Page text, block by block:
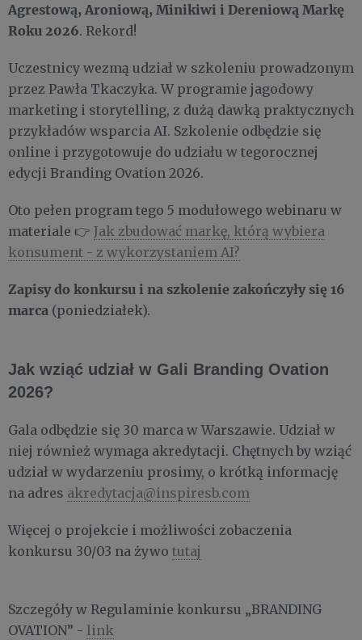
Agrestową, Aroniową, Minikiwi i Dereniową Markę
Roku 2026. Rekord!
Uczestnicy wezmą udział w szkoleniu prowadzonym
przez Pawła Tkaczyka. W programie jagodowy
marketing i storytelling, z dużą dawką praktycznych
przykładów wsparcia AI. Szkolenie odbędzie się
online i przygotowuje do udziału w tegorocznej
edycji Branding Ovation 2026.
Oto pełen program tego 5 modułowego webinaru w
materiale 👉 Jak zbudować markę, którą wybiera
konsument - z wykorzystaniem AI?
Zapisy do konkursu i na szkolenie zakończyły się 16
marca (poniedziałek).
Jak wziąć udział w Gali Branding Ovation
2026?
Gala odbędzie się 30 marca w Warszawie. Udział w
niej również wymaga akredytacji. Chętnych by wziąć
udział w wydarzeniu prosimy, o krótką informację
na adres akredytacja@inspiresb.com
Więcej o projekcie i możliwości zobaczenia
konkursu 30/03 na żywo tutaj
Szczegóły w Regulaminie konkursu „BRANDING
OVATION” - link